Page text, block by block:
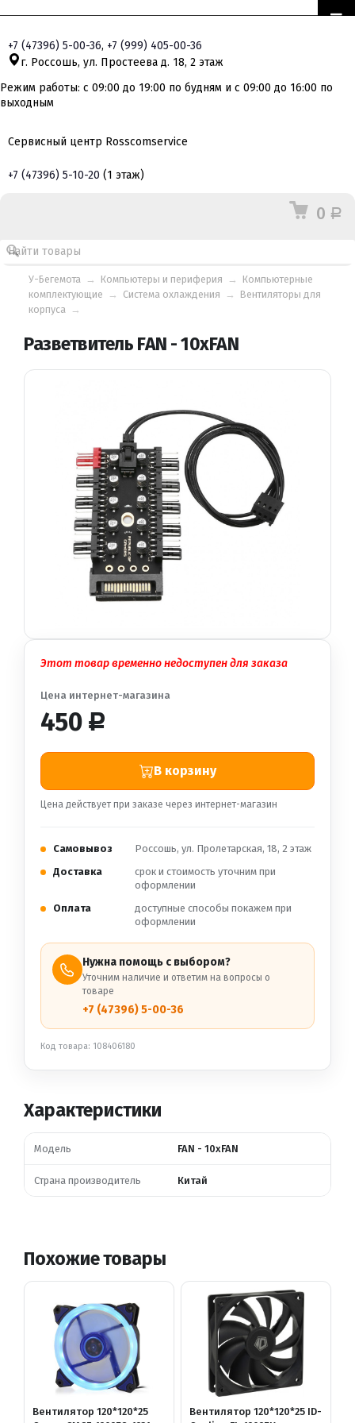
+7 (47396) 5-00-36, +7 (999) 405-00-36
г. Россошь, ул. Простеева д. 18, 2 этаж
Режим работы: с 09:00 до 19:00 по будням и с 09:00 до 16:00 по
выходным
Сервисный центр Rosscomservice
+7 (47396) 5-10-20 (1 этаж)
0 Р
У-Бегемота → Компьютеры и периферия →
Компьютерные
комплектующие
→ Система охлаждения →
Вентиляторы для
корпуса →
Разветвитель FAN - 10xFAN
Этот товар временно недоступен для заказа
Цена интернет-магазина
450 Р
В корзину
Цена действует при заказе через интернет-магазин
Самовывоз
Россошь, ул. Пролетарская, 18, 2 этаж
Доставка
срок и стоимость уточним при
оформлении
Оплата
доступные способы покажем при
оформлении
Нужна помощь с выбором?
Уточним наличие и ответим на вопросы о
товаре
+7 (47396) 5-00-36
Код товара: 108406180
Характеристики
Модель FAN - 10xFAN
Страна производитель Китай
Похожие товары
Вентилятор 120*120*25
Вентилятор 120*120*25 ID-